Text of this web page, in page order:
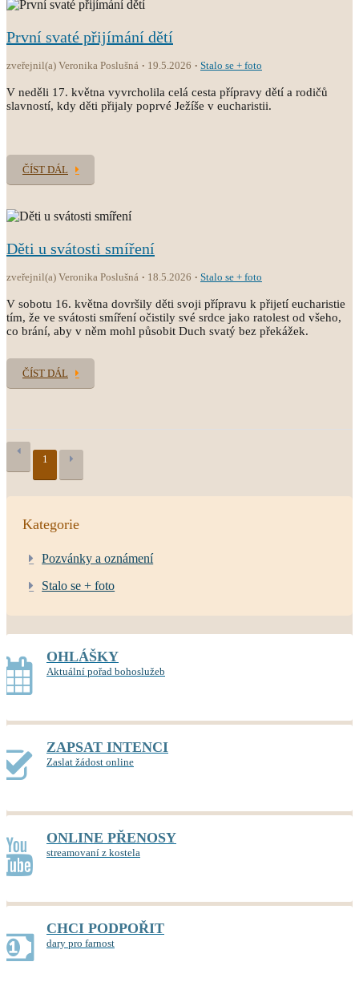
První svaté přijímání dětí
zveřejnil(a) Veronika Poslušná 19.5.2026 Stalo se + foto
V neděli 17. května vyvrcholila celá cesta přípravy dětí a rodičů
slavností, kdy děti přijaly poprvé Ježíše v eucharistii.
ČÍST DÁL
Děti u svátosti smíření
zveřejnil(a) Veronika Poslušná 18.5.2026 Stalo se + foto
V sobotu 16. května dovršily děti svoji přípravu k přijetí eucharistie
tím, že ve svátosti smíření očistily své srdce jako ratolest od všeho,
co brání, aby v něm mohl působit Duch svatý bez překážek.
ČÍST DÁL
1
Kategorie
Pozvánky a oznámení
Stalo se + foto
OHLÁŠKY
Aktuální pořad bohoslužeb
ZAPSAT INTENCI
Zaslat žádost online
ONLINE PŘENOSY
streamovaní z kostela
CHCI PODPOŘIT
dary pro farnost